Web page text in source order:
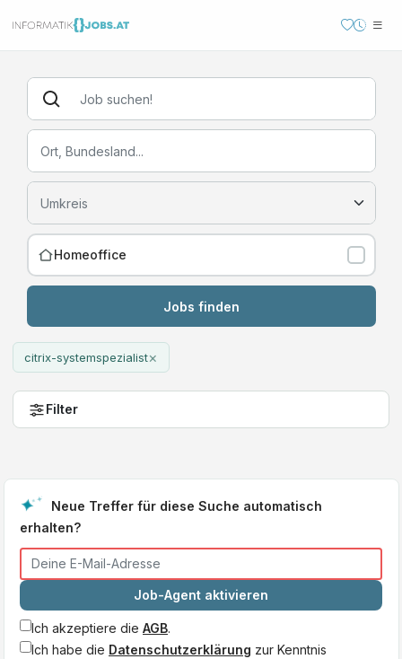
Homeoffice
Jobs finden
citrix-systemspezialist×
Filter
Neue Treffer für diese Suche automatisch
erhalten?
Job-Agent aktivieren
Ich akzeptiere die AGB.
Ich habe die Datenschutzerklärung zur Kenntnis